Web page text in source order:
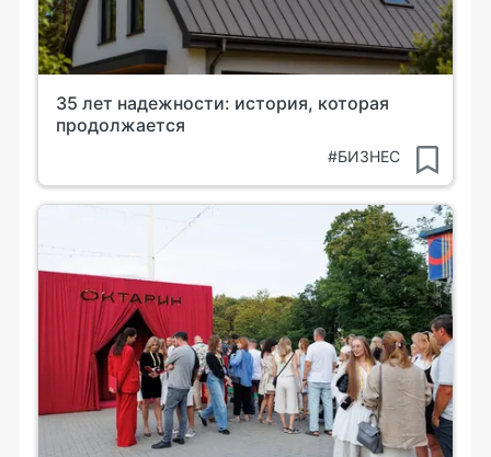
35 лет надежности: история, которая
продолжается
#БИЗНЕС